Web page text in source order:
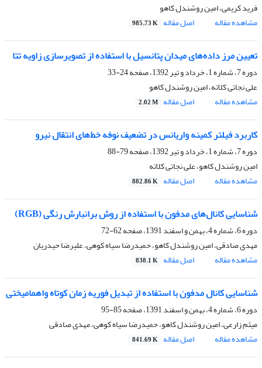
فرید کریمی، امین روشندل کاهو
مشاهده مقاله
اصل مقاله 985.73 K
تعیین مرز داده‌های میدان پتانسیل با استفاده از تصویرسازی زاویه تتا
دوره 7، شماره 1، خرداد و تیر 1392، صفحه
24-33
علی نجاتی کلاته، امین روشندل کاهو
مشاهده مقاله
اصل مقاله 2.02 M
کاربرد فیلتر کمینه واریانس در تضعیف نوفه‌ خط‌های انتقال نیرو
دوره 7، شماره 1، خرداد و تیر 1392، صفحه
79-88
امین روشندل کاهو، علی نجاتی کلاته
مشاهده مقاله
اصل مقاله 882.86 K
شناسایی کانال‌های مدفون با استفاده از روش برانبارش رنگی (RGB)
دوره 6، شماره 4، بهمن و اسفند 1391، صفحه
62-72
مهدی صادقی، امین روشندل کاهو، حمیدرضا سیاه کوهی، علیرضا حیدریان
مشاهده مقاله
اصل مقاله 838.1 K
شناسایی کانال مدفون با استفاده از تبدیل فوریه زمان کوتاه واهمامیختی
دوره 6، شماره 4، بهمن و اسفند 1391، صفحه
85-95
میثم زارعی، امین روشندل کاهو، حمیدرضا سیاه کوهی، مهدی صادقی
مشاهده مقاله
اصل مقاله 841.69 K